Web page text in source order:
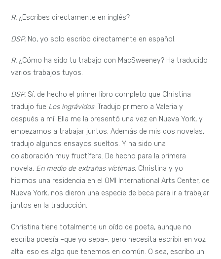
R. ¿Escribes directamente en inglés?
DSP. No, yo solo escribo directamente en español.
R. ¿Cómo ha sido tu trabajo con MacSweeney? Ha traducido
varios trabajos tuyos.
DSP. Sí, de hecho el primer libro completo que Christina
tradujo fue Los ingrávidos. Tradujo primero a Valeria y
después a mí. Ella me la presentó una vez en Nueva York, y
empezamos a trabajar juntos. Además de mis dos novelas,
tradujo algunos ensayos sueltos. Y ha sido una
colaboración muy fructífera. De hecho para la primera
novela, En medio de extrañas víctimas, Christina y yo
hicimos una residencia en el OMI International Arts Center, de
Nueva York, nos dieron una especie de beca para ir a trabajar
juntos en la traducción.
Christina tiene totalmente un oído de poeta, aunque no
escriba poesía –que yo sepa–, pero necesita escribir en voz
alta: eso es algo que tenemos en común. O sea, escribo un